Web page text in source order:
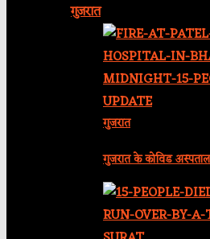
गुजरात
गुजरात
गुजरात के कोविड